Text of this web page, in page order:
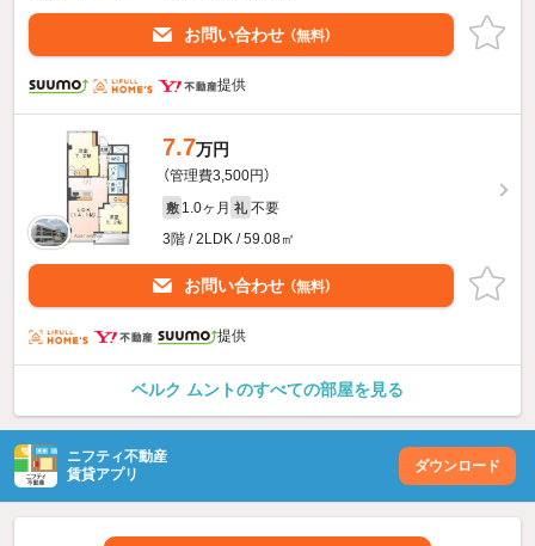
お問い合わせ （無料）
提供
7.7万円
（管理費3,500円）
敷 1.0ヶ月 礼 不要
3階 / 2LDK / 59.08㎡
お問い合わせ （無料）
提供
ベルク ムントのすべての部屋を見る
ニフティ不動産
賃貸アプリ
ダウンロード